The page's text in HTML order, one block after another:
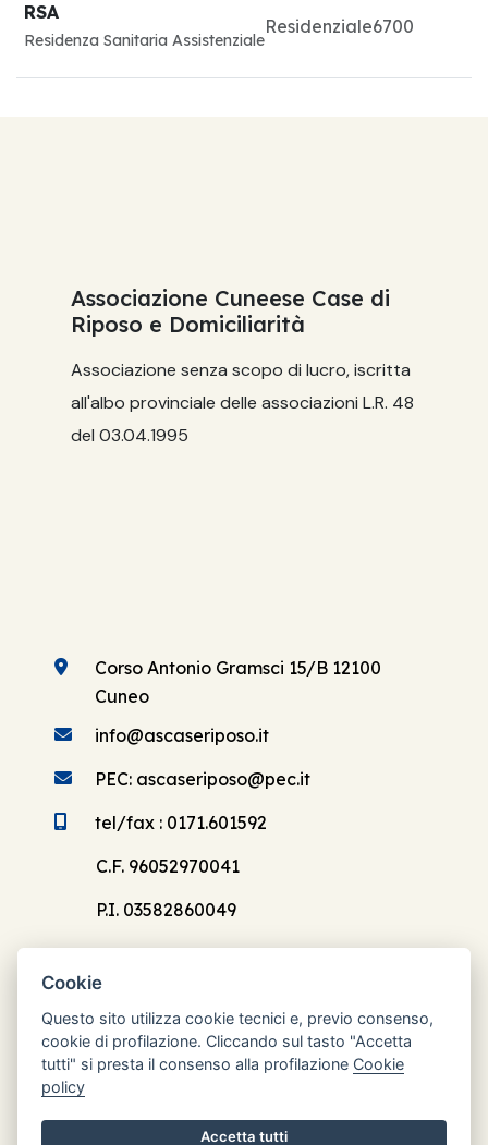
RSA
Residenza Sanitaria Assistenziale
Residenziale6700
Associazione Cuneese Case di
Riposo e Domiciliarità
Associazione senza scopo di lucro, iscritta
all'albo provinciale delle associazioni L.R. 48
del 03.04.1995
Corso Antonio Gramsci 15/B 12100
Cuneo
info@ascaseriposo.it
PEC: ascaseriposo@pec.it
tel/fax : 0171.601592
C.F. 96052970041
P.I. 03582860049
Orari di apertura
Cookie
Questo sito utilizza cookie tecnici e, previo consenso,
cookie di profilazione. Cliccando sul tasto "Accetta
tutti" si presta il consenso alla profilazione Cookie
policy
Accetta tutti